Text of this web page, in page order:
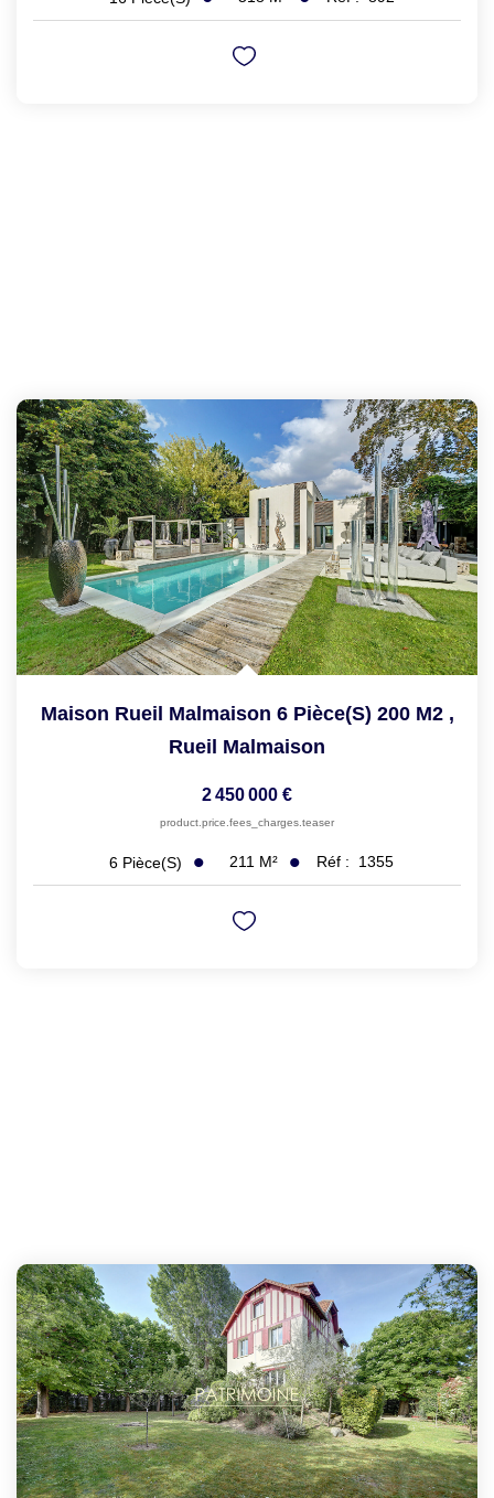
Maison Rueil Malmaison 6 Pièce(s) 200 M2 ,
Rueil Malmaison
2 450 000 €
product.price.fees_charges.teaser
6 Pièce(s) 211 M² Réf : 1355